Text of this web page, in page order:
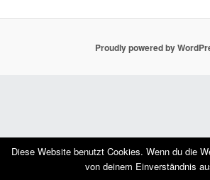
Proudly powered by
Diese Website benutzt Cookies. Wenn du die
von deinem Einverständnis